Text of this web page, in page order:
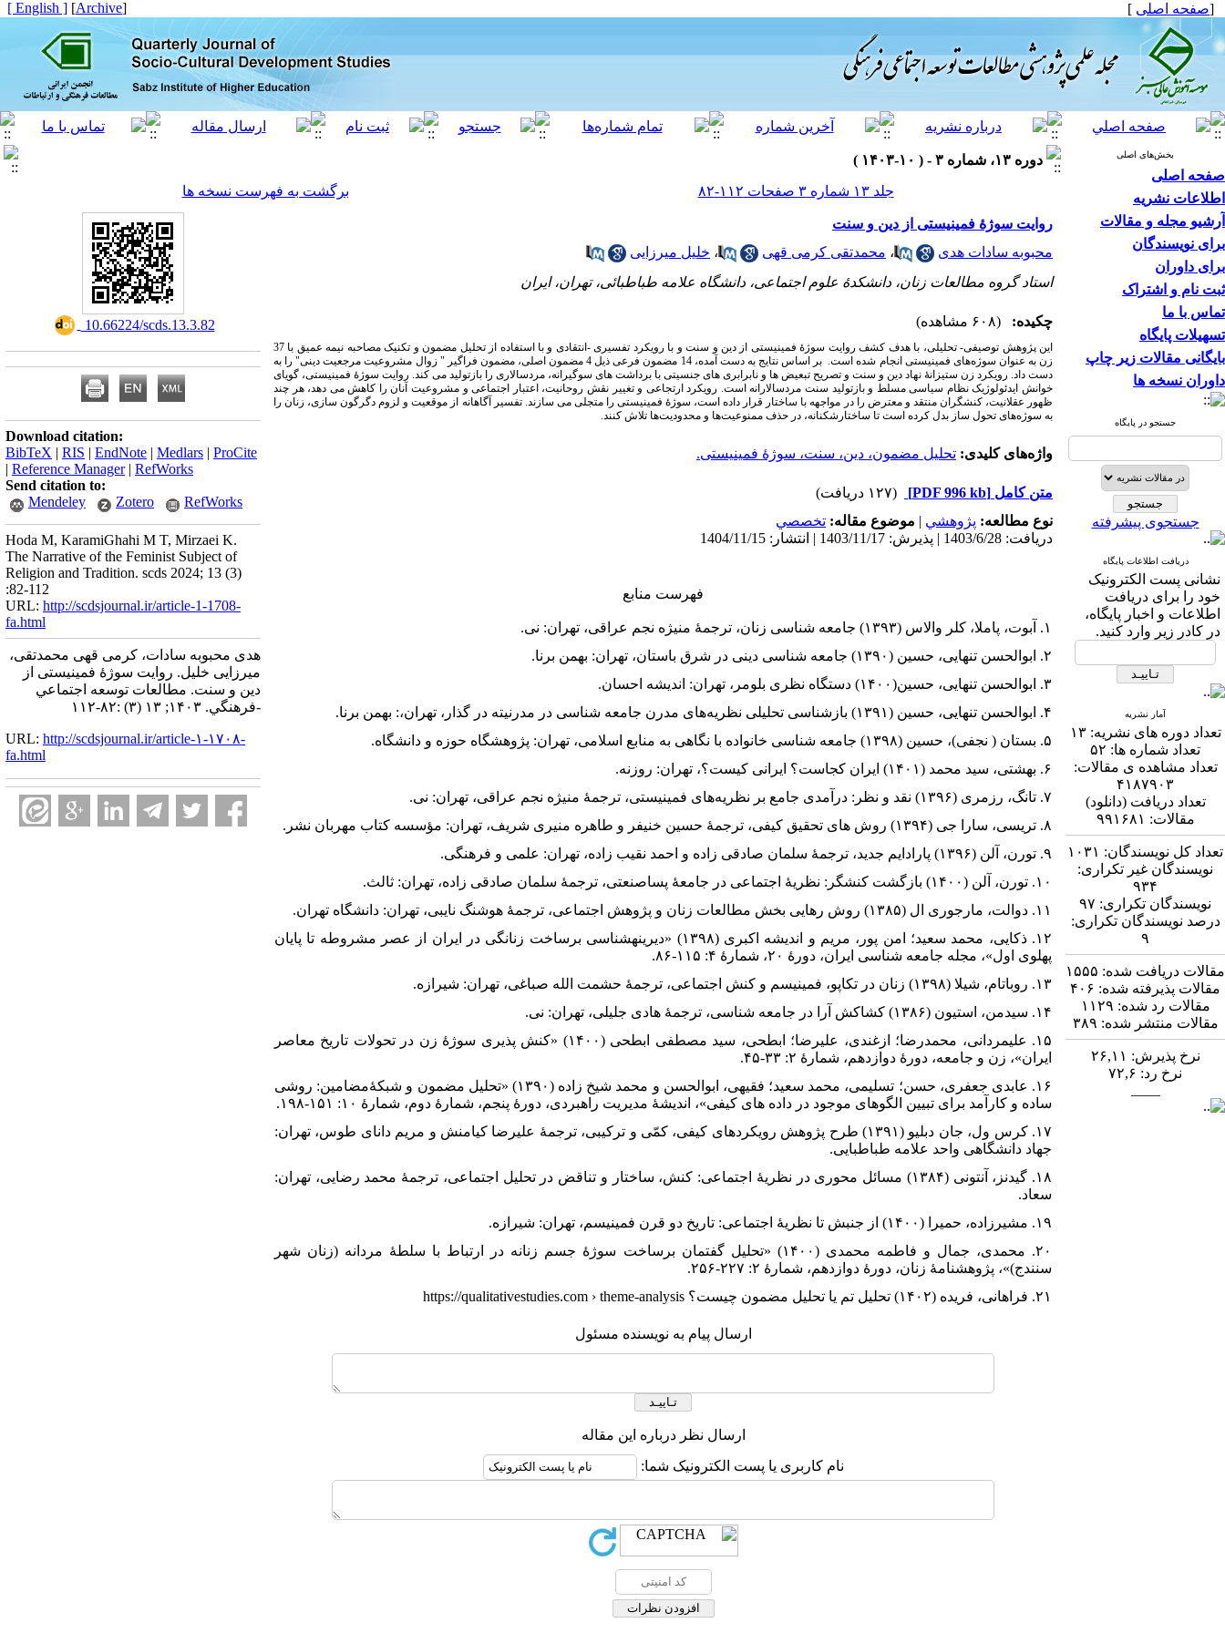
[صفحه اصلی ]
[
Archive
]
[ English ]
بخش‌های اصلی
صفحه اصلی
اطلاعات نشریه
آرشیو مجله و مقالات
برای نویسندگان
برای داوران
ثبت نام و اشتراک
تماس با ما
تسهیلات پایگاه
بایگانی مقالات زیر چاپ
داوران نسخه ها
جستجو در پایگاه
جستجوی پیشرفته
دریافت اطلاعات پایگاه
نشانی پست الکترونیک
خود را برای دریافت
اطلاعات و اخبار پایگاه،
در کادر زیر وارد کنید.
آمار نشریه
تعداد دوره های نشریه:۱۳
تعداد شماره ها: ۵۲
تعداد مشاهده ی مقالات:
۴۱۸۷۹۰۳
تعداد دریافت (دانلود)
مقالات: ۹۹۱۶۸۱
تعداد کل نویسندگان: ۱۰۳۱
نویسندگان غیر تکراری:
۹۳۴
نویسندگان تکراری: ۹۷
درصد نویسندگان تکراری:
۹
مقالات دریافت شده: ۱۵۵۵
مقالات پذیرفته شده: ۴۰۶
مقالات رد شده: ۱۱۲۹
مقالات منتشر شده: ۳۸۹
نرخ پذیرش: ۲۶,۱۱
نرخ رد: ۷۲,۶
دوره ۱۳، شماره ۳ - ( ۱۰-۱۴۰۳ )
جلد ۱۳ شماره ۳ صفحات ۱۱۲-۸۲
برگشت به فهرست نسخه ها
روایت سوژۀ فمینیستی از دین و سنت
محبوبه سادات هدی
، محمدتقی کرمی قهی ، خلیل میرزایی
استاد گروه مطالعات زنان، دانشکدۀ علوم اجتماعی، دانشگاه علامه طباطبائی، تهران، ایران
چکیده: (۶۰۸ مشاهده)
این پژوهش توصیفی- تحلیلی، با هدف کشف روایت سوژۀ فمینیستی از دین و سنت و با رویکرد تفسیری -انتقادی و با استفاده از تحلیل مضمون و تکنیک مصاحبه نیمه عمیق با 37
زن به عنوان سوژه‌های فمینیستی انجام شده است. بر اساس نتایج به دست آمده،
14 مضمون فرعی ذیل 4 مضمون اصلی، مضمون فراگیر " زوال مشروعیت مرجعیت دینی" را به
دست داد. رویکرد زن ستیزانۀ نهاد دین و سنت و تصریح تبعیض­ ها و نابرابری­ های جنسیتی با برداشت ­های سوگیرانه، مردسالاری را بازتولید می­ کند. روایت سوژۀ فمینیستی، گویای
خوانش ایدئولوژیک نظام سیاسی مسلط و بازتولید سنت مردسالارانه است. رویکرد ارتجاعی و تغییر نقش روحانیت، اعتبار اجتماعی و مشروعیت آنان را کاهش می­ دهد، هر چند
ظهور عقلانیت، کنشگران منتقد و معترض را در مواجهه با ساختار قرار داده است، سوژۀ فمینیستی را متجلی می­ سازند.تفسیر آگاهانه از موقعیت و لزوم دگرگون­ سازی، زنان را
به سوژه‌های تحول­ ساز بدل کرده است تا ساختارشکنانه، در حذف ممنوعیت‌ها و محدودیت‌ها تلاش کنند.
واژه‌های کلیدی: تحلیل مضمون، دین، سنت، سوژۀ فمینیستی.
متن کامل [PDF 996 kb]
(۱۲۷ دریافت)
نوع مطالعه: پژوهشي | موضوع مقاله: تخصصي
دریافت: 1403/6/28 | پذیرش: 1403/11/17 | انتشار: 1404/11/15
فهرست منابع
۱. آبوت، پاملا، کلر والاس (۱۳۹۳) جامعه شناسی زنان، ترجمۀ منیژه نجم عراقی، تهران: نی.
۲. ابوالحسن تنهایی، حسین (۱۳۹۰) جامعه شناسی دینی در شرق باستان، تهران: بهمن برنا.
۳. ابوالحسن تنهایی، حسین(۱۴۰۰) دستگاه نظری بلومر، تهران: اندیشه احسان.
۴. ابوالحسن تنهایی، حسین (۱۳۹۱) بازشناسی تحلیلی نظریه‌های مدرن جامعه شناسی در مدرنیته در گذار، تهران،: بهمن برنا.
۵. بستان ( نجفی)، حسین (۱۳۹۸) جامعه شناسی خانواده با نگاهی به منابع اسلامی، تهران: پژوهشگاه حوزه و دانشگاه.
۶. بهشتی، سید محمد (۱۴۰۱) ایران کجاست؟ ایرانی کیست؟، تهران: روزنه.
۷. تانگ، رزمری (۱۳۹۶) نقد و نظر: درآمدی جامع بر نظریه‌های فمینیستی، ترجمۀ منیژه نجم عراقی، تهران: نی.
۸. تریسی، سارا جی (۱۳۹۴) روش های تحقیق کیفی، ترجمۀ حسین خنیفر و طاهره منیری شریف، تهران: مؤسسه کتاب مهربان نشر.
۹. تورن، آلن (۱۳۹۶) پارادایم جدید، ترجمۀ سلمان صادقی زاده و احمد نقیب زاده، تهران: علمی و فرهنگی.
۱۰. تورن، آلن (۱۴۰۰) بازگشت کنشگر: نظریۀ اجتماعی در جامعۀ پساصنعتی، ترجمۀ سلمان صادقی زاده، تهران: ثالث.
۱۱. دوالت، مارجوری ال (۱۳۸۵) روش رهایی بخش مطالعات زنان و پژوهش اجتماعی، ترجمۀ هوشنگ نایبی، تهران: دانشگاه تهران.
۱۲. ذکایی، محمد سعید؛ امن پور، مریم و اندیشه اکبری (۱۳۹۸) «دیرینه‎شناسی برساخت زنانگی در ایران از عصر مشروطه تا پایان
پهلوی اول»، مجله جامعه شناسی ایران، دورۀ ۲۰، شمارۀ ۴: ۱۱۵-۸۶.
۱۳. روباتام، شیلا (۱۳۹۸) زنان در تکاپو، فمینیسم و کنش اجتماعی، ترجمۀ حشمت الله صباغی، تهران: شیرازه.
۱۴. سیدمن، استیون (۱۳۸۶) کشاکش آرا در جامعه شناسی، ترجمۀ هادی جلیلی، تهران: نی.
۱۵. علیمردانی، محمدرضا؛ ازغندی، علیرضا؛ ابطحی، سید مصطفی ابطحی (۱۴۰۰) «کنش پذیری سوژۀ زن در تحولات تاریخ معاصر
ایران»، زن و جامعه، دورۀ دوازدهم، شمارۀ ۲: ۳۳-۴۵.
۱۶. عابدی جعفری، حسن؛ تسلیمی، محمد سعید؛ فقیهی، ابوالحسن و محمد شیخ زاده (۱۳۹۰) «تحلیل مضمون و شبکۀمضامین: روشی
ساده و کارآمد برای تبیین الگوهای موجود در داده های کیفی»، اندیشۀ مدیریت راهبردی، دورۀ پنجم، شمارۀ دوم، شمارۀ ۱۰: ۱۵۱-۱۹۸.
۱۷. کرس ول، جان دبلیو (۱۳۹۱) طرح پژوهش رویکردهای کیفی، کمّی و ترکیبی، ترجمۀ علیرضا کیامنش و مریم دانای طوس، تهران:
جهاد دانشگاهی واحد علامه طباطبایی.
۱۸. گیدنز، آنتونی (۱۳۸۴) مسائل محوری در نظریۀ اجتماعی: کنش، ساختار و تناقض در تحلیل اجتماعی، ترجمۀ محمد رضایی، تهران:
سعاد.
۱۹. مشیرزاده، حمیرا (۱۴۰۰) از جنبش تا نظریۀ اجتماعی: تاریخ دو قرن فمینیسم، تهران: شیرازه.
۲۰. محمدی، جمال و فاطمه محمدی (۱۴۰۰) «تحلیل گفتمان برساخت سوژۀ جسم زنانه در ارتباط با سلطۀ مردانه (زنان شهر
سنندج)»، پژوهشنامۀ زنان، دورۀ دوازدهم، شمارۀ ۲: ۲۲۷-۲۵۶.
۲۱. فراهانی، فریده (۱۴۰۲) تحلیل تم یا تحلیل مضمون چیست؟ https://qualitativestudies.com › theme-analysis
ارسال پیام به نویسنده مسئول
ارسال نظر درباره این مقاله
نام کاربری یا پست الکترونیک شما:
‎ 10.66224/scds.13.3.82
Download citation:
BibTeX | RIS | EndNote | Medlars | ProCite
| Reference Manager| RefWorks
Send citation to:
Mendeley
Zotero RefWorks
Hoda M, KaramiGhahi M T, Mirzaei K.
The Narrative of the Feminist Subject of
Religion and Tradition. scds 2024; 13 (3)
:82-112
URL: http://scdsjournal.ir/article-1-1708-
fa.html
هدی محبوبه سادات، کرمی قهی محمدتقی،
میرزایی خلیل. روایت سوژۀ فمینیستی از
دین و سنت. مطالعات توسعه اجتماعي
-فرهنگي. ۱۴۰۳; ۱۳ (۳) :۸۲-۱۱۲
URL: http://scdsjournal.ir/article-۱-۱۷۰۸-
fa.html